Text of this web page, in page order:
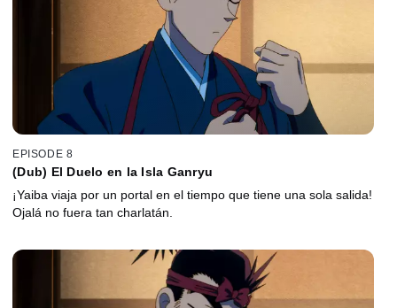
EPISODE 8
(Dub) El Duelo en la Isla Ganryu
¡Yaiba viaja por un portal en el tiempo que tiene una sola salida!
Ojalá no fuera tan charlatán.